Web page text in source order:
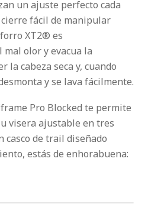
un ajuste perfecto cada
cierre fácil de manipular
XT2® es
olor y evacua la
la cabeza seca y, cuando
y se lava fácilmente.
Pro Blocked te permite
visera ajustable en tres
casco de trail diseñado
estás de enhorabuena: